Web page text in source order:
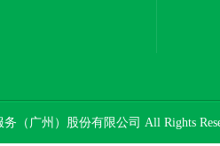
（广州）股份有限公司 All Rights